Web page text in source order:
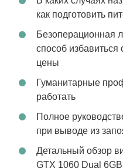
как подготовить
Безоперационная
способ избавиться
цены
Гуманитарные
работать
Полное
при выводе из
Детальный обзор
GTX 1060 Dual